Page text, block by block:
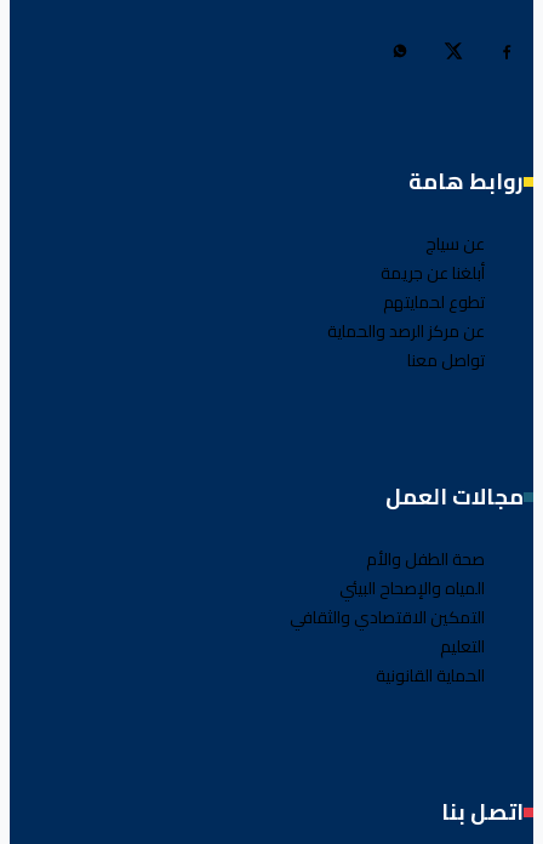
روابط هامة
عن سياج
أبلغنا عن جريمة
تطوع لحمايتهم
عن مركز الرصد والحماية
تواصل معنا
مجالات العمل
صحة الطفل والأم
المياه والإصحاح البيئي
التمكين الاقتصادي والثقافي
التعليم
الحماية القانونية
اتصل بنا